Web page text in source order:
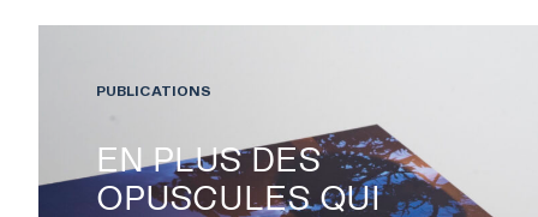
EN PLUS DES
OPUSCULES QUI
PUBLICATIONS